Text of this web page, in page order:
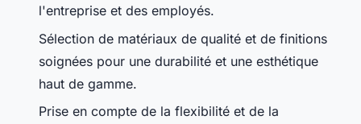
l'entreprise et des employés.
Sélection de matériaux de qualité et de finitions
soignées pour une durabilité et une esthétique
haut de gamme.
Prise en compte de la flexibilité et de la